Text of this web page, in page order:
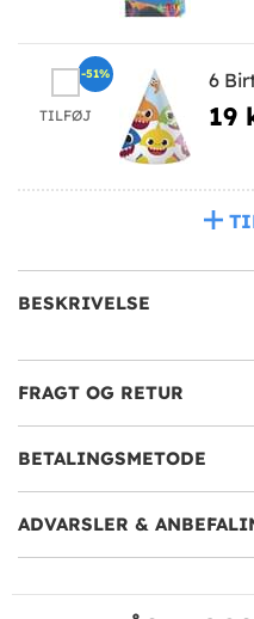
TILFØJ
6
19
-51%
BESKRIVELSE
FRAGT OG RETUR
BETALINGSMETODE
ADVARSLER &